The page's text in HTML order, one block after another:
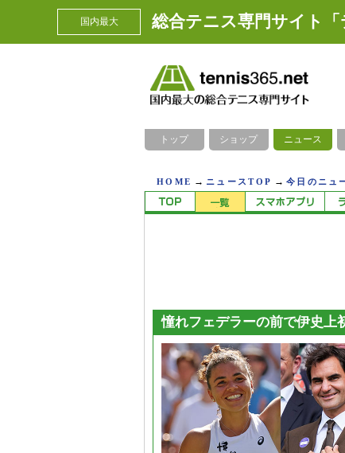
国内最大 総合テニス専門サイト「
トップ ショップ ニュース
HOME → ニュースTOP →今日のニュ
憧れフェデラーの前で伊史上